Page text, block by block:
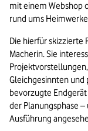
mit einem Webshop
rund ums
Die hierfür skizzierte
Macherin. Sie
Gleichgesinnten und
bevorzugte
der Planungsphase
Ausführung